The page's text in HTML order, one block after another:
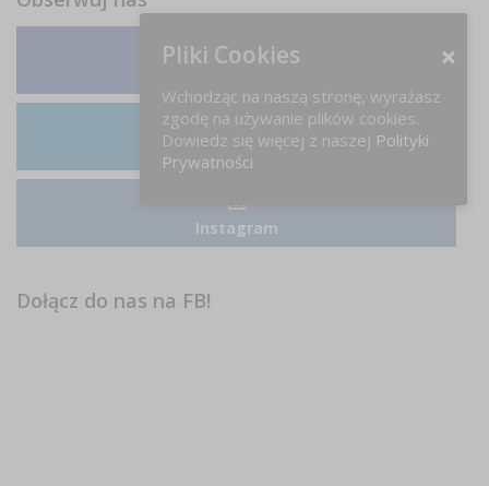
LinkedIn
Instagram
Dołącz do nas na FB!
Pliki Cookies
Wchodząc na naszą stronę, wyrażasz
zgodę na używanie plików cookies.
Dowiedz się więcej z naszej Polityki
Prywatności